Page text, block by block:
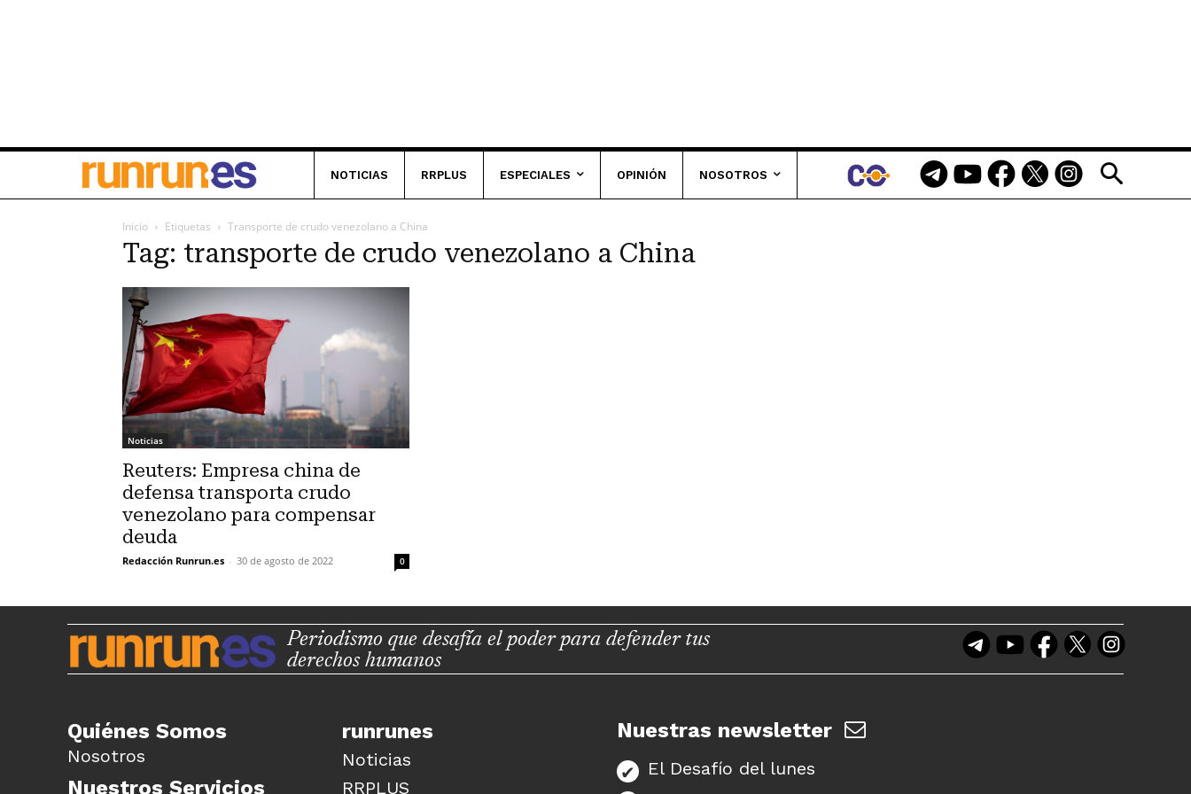
NOTICIAS RRPLUS ESPECIALES OPINIÓN NOSOTROS
Inicio Etiquetas Transporte de crudo venezolano a China
Tag: transporte de crudo venezolano a China
Noticias
Reuters: Empresa china de
defensa transporta crudo
venezolano para compensar
deuda
Redacción Runrun.es - 30 de agosto de 2022 0
Periodismo que desafía el poder para defender tus
derechos humanos
Quiénes Somos
Nosotros
Nuestros Servicios
runrunes
Noticias
RRPLUS
Nuestras newsletter
El Desafío del lunes